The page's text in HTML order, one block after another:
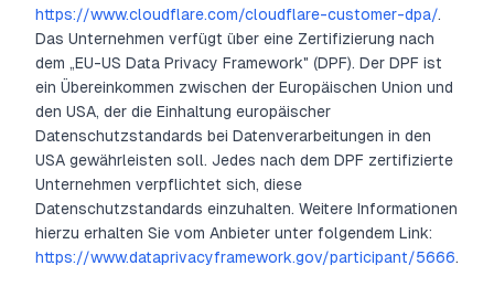
https://www.cloudflare.com/cloudflare-customer-dpa/.
Das Unternehmen verfügt über eine Zertifizierung nach
dem „EU-US Data Privacy Framework" (DPF). Der DPF ist
ein Übereinkommen zwischen der Europäischen Union und
den USA, der die Einhaltung europäischer
Datenschutzstandards bei Datenverarbeitungen in den
USA gewährleisten soll. Jedes nach dem DPF zertifizierte
Unternehmen verpflichtet sich, diese
Datenschutzstandards einzuhalten. Weitere Informationen
hierzu erhalten Sie vom Anbieter unter folgendem Link:
https://www.dataprivacyframework.gov/participant/5666.